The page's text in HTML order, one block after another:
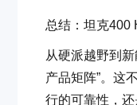
总结：坦克400
从硬派越野到
产品矩阵”。这
行的可靠性，